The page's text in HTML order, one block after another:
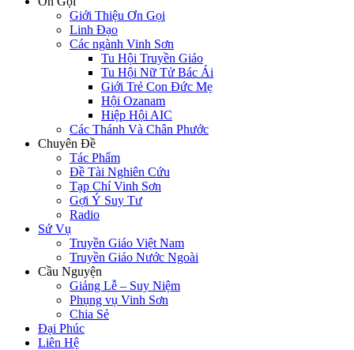
Giới Thiệu Ơn Gọi
Linh Đạo
Các ngành Vinh Sơn
Tu Hội Truyền Giáo
Tu Hội Nữ Tử Bác Ái
Giới Trẻ Con Đức Mẹ
Hội Ozanam
Hiệp Hội AIC
Các Thánh Và Chân Phước
Chuyên Đề
Tác Phẩm
Đề Tài Nghiên Cứu
Tạp Chí Vinh Sơn
Gợi Ý Suy Tư
Radio
Sứ Vụ
Truyền Giáo Việt Nam
Truyền Giáo Nước Ngoài
Cầu Nguyện
Giảng Lễ – Suy Niệm
Phụng vụ Vinh Sơn
Chia Sẻ
Đại Phúc
Liên Hệ